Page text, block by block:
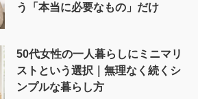
う「本当に必要なもの」だけ
50代女性の一人暮らしにミニマリ
ストという選択｜無理なく続くシ
ンプルな暮らし方